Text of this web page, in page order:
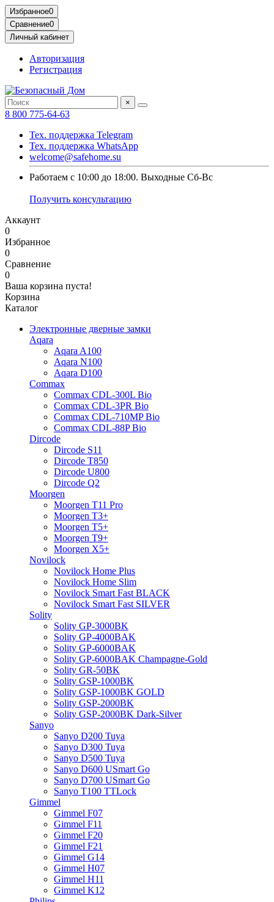
Избранное0
Сравнение0
Личный кабинет
Авторизация
Регистрация
×
8 800 775-64-63
Тех. поддержка Telegram
Тех. поддержка WhatsApp
welcome@safehome.su
Работаем с 10:00 до 18:00. Выходные Сб-Вс
Получить консультацию
Аккаунт
0
Избранное
0
Сравнение
0
Ваша корзина пуста!
Корзина
Каталог
Электронные дверные замки
Aqara
Aqara A100
Aqara N100
Aqara D100
Commax
Commax CDL-300L Bio
Commax CDL-3PR Bio
Commax CDL-710MP Bio
Commax CDL-88P Bio
Dircode
Dircode S11
Dircode T850
Dircode U800
Dircode Q2
Moorgen
Moorgen T11 Pro
Moorgen T3+
Moorgen T5+
Moorgen T9+
Moorgen X5+
Novilock
Novilock Home Plus
Novilock Home Slim
Novilock Smart Fast BLACK
Novilock Smart Fast SILVER
Solity
Solity GP-3000BK
Solity GP-4000BAK
Solity GP-6000BAK
Solity GP-6000BAK Champagne-Gold
Solity GR-50BK
Solity GSP-1000BK
Solity GSP-1000BK GOLD
Solity GSP-2000BK
Solity GSP-2000BK Dark-Silver
Sanyo
Sanyo D200 Tuya
Sanyo D300 Tuya
Sanyo D500 Tuya
Sanyo D600 USmart Go
Sanyo D700 USmart Go
Sanyo T100 TTLock
Gimmel
Gimmel F07
Gimmel F11
Gimmel F20
Gimmel F21
Gimmel G14
Gimmel H07
Gimmel H11
Gimmel K12